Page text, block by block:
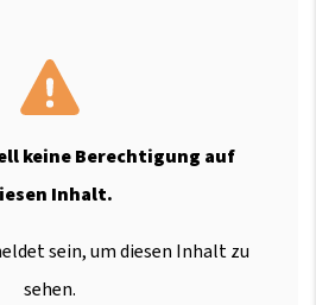
keine Berechtigung auf
Inhalt.
sein, um diesen Inhalt zu
sehen.